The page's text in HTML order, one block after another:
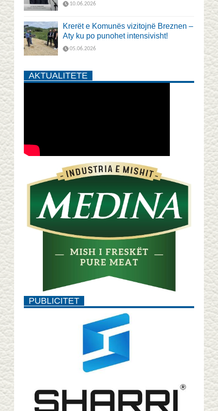
10.06.2026
Krerët e Komunës vizitojnë Breznen –
Aty ku po punohet intensivisht!
05.06.2026
AKTUALITETE
PUBLICITET